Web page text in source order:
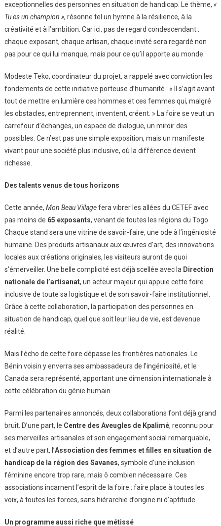
exceptionnelles des personnes en situation de handicap. Le thème, «
Tu es un champion », résonne tel un hymne à la résilience, à la
créativité et à l’ambition. Car ici, pas de regard condescendant :
chaque exposant, chaque artisan, chaque invité sera regardé non
pas pour ce qui lui manque, mais pour ce qu’il apporte au monde.
Modeste Teko, coordinateur du projet, a rappelé avec conviction les
fondements de cette initiative porteuse d’humanité : « Il s’agit avant
tout de mettre en lumière ces hommes et ces femmes qui, malgré
les obstacles, entreprennent, inventent, créent. » La foire se veut un
carrefour d’échanges, un espace de dialogue, un miroir des
possibles. Ce n’est pas une simple exposition, mais un manifeste
vivant pour une société plus inclusive, où la différence devient
richesse.
Des talents venus de tous horizons
Cette année, Mon Beau Villagefera vibrer les allées du CETEF avec
pas moins de 65 exposants, venant de toutes les régions du Togo.
Chaque stand sera une vitrine de savoir-faire, une ode à l’ingéniosité
humaine. Des produits artisanaux aux œuvres d’art, des innovations
locales aux créations originales, les visiteurs auront de quoi
s’émerveiller. Une belle complicité est déjà scellée avec la Direction
nationale de l’artisanat, un acteur majeur qui appuie cette foire
inclusive de toute sa logistique et de son savoir-faire institutionnel.
Grâce à cette collaboration, la participation des personnes en
situation de handicap, quel que soit leur lieu de vie, est devenue
réalité.
Mais l’écho de cette foire dépasse les frontières nationales. Le
Bénin voisin y enverra ses ambassadeurs de l’ingéniosité, et le
Canada sera représenté, apportant une dimension internationale à
cette célébration du génie humain.
Parmi les partenaires annoncés, deux collaborations font déjà grand
bruit. D’une part, le Centre des Aveugles de Kpalimé, reconnu pour
ses merveilles artisanales et son engagement social remarquable,
et d’autre part, l’Association des femmes et filles en situation de
handicap de la région des Savanes, symbole d’une inclusion
féminine encore trop rare, mais ô combien nécessaire. Ces
associations incarnent l’esprit de la foire : faire place à toutes les
voix, à toutes les forces, sans hiérarchie d’origine ni d’aptitude.
Un programme aussi riche que métissé